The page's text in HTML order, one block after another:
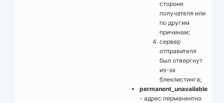
стороне
получателя или
по другим
причинам;
сервер
отправителя
был отвергнут
из-за
блеклистинга;
permanent_unavailable
- адрес перманентно